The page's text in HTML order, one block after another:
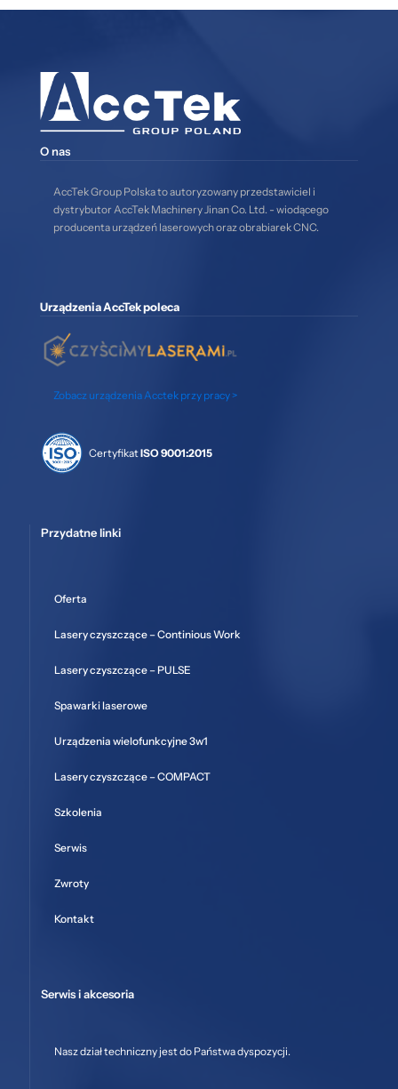
O nas
AccTek Group Polska to autoryzowany przedstawiciel i
dystrybutor AccTek Machinery Jinan Co. Ltd. - wiodącego
producenta urządzeń laserowych oraz obrabiarek CNC.
Urządzenia AccTek poleca
Zobacz urządzenia Acctek przy pracy >
CertyfikatISO 9001:2015
Przydatne linki
Oferta
Lasery czyszczące – Continious Work
Lasery czyszczące – PULSE
Spawarki laserowe
Urządzenia wielofunkcyjne 3w1
Lasery czyszczące – COMPACT
Szkolenia
Serwis
Zwroty
Kontakt
Serwis i akcesoria
Nasz dział techniczny jest do Państwa dyspozycji.